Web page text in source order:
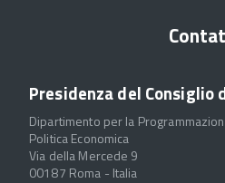
Presidenza del Consiglio
Dipartimento per la
Politica Economica
Via della Mercede 9
00187 Roma - Italia